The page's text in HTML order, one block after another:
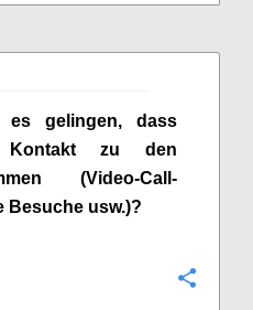
es gelingen, dass
Kontakt zu den
(Video-Call-
Besuche usw.)?